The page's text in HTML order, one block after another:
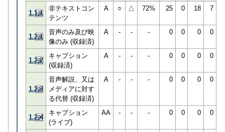
1.1.1
非テキストコン
テンツ
A ○ △ 72% 25 0 18 7
1.2.1
音声のみ及び映
像のみ (収録済)
A - - - 0 0 0 0
1.2.2
キャプション
(収録済)
A - - - 0 0 0 0
1.2.3
音声解説、又は
メディアに対す
る代替 (収録済)
A - - - 0 0 0 0
1.2.4
キャプション
(ライブ)
AA - - - 0 0 0 0